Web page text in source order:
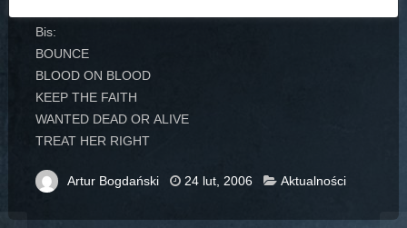
Bis:
BOUNCE
BLOOD ON BLOOD
KEEP THE FAITH
WANTED DEAD OR ALIVE
TREAT HER RIGHT
Artur Bogdański 24 lut, 2006 Aktualności